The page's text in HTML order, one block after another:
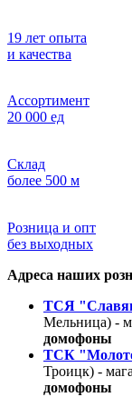
19 лет опыта
и качества
Ассортимент
20 000 ед
Склад
более 500 м
Розница и опт
без выходных
Адреса наших
ТСЯ
Мельница) -
домофоны
ТСК
Троицк) -
домофоны